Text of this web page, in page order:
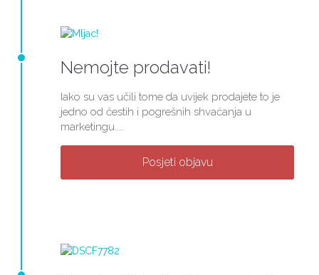
Nemojte prodavati!
Iako su vas učili tome da uvijek prodajete to je
jedno od čestih i pogrešnih shvaćanja u
marketingu....
Posjeti objavu